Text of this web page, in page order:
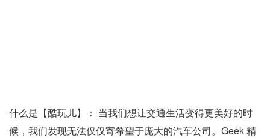
什么是【酷玩儿】： 当我们想让交通生活变得更美好的时
候，我们发现无法仅仅寄希望于庞大的汽车公司。Geek 精